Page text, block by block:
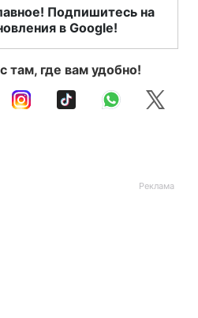
Подпишитесь на
в Google!
там, где вам удобно!